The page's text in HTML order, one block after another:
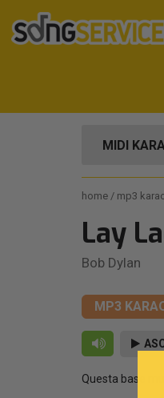
MIDI
home mp3
Lay
Bob Dylan
MP3
Questa base